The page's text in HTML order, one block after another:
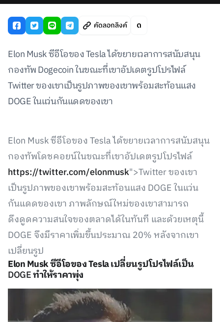
คัดลอกลิงค์
Elon Musk ซีอีโอของ Tesla ได้ขยายเวลาการสนับสนุน
กองทัพ Dogecoin ในขณะที่เขาอัปเดตรูปโปรไฟล์
Twitter ของเขาเป็นรูปภาพของเขาพร้อมสะท้อนแสง
DOGE ในแว่นกันแดดของเขา
Elon Musk ซีอีโอของ Tesla ได้ขยายเวลาการสนับสนุน
กองทัพโดชคอยน์ในขณะที่เขาอัปเดตรูปโปรไฟล์
https://twitter.com/elonmusk">Twitter ของเขา
เป็นรูปภาพของเขาพร้อมสะท้อนแสง DOGE ในแว่น
กันแดดของเขา ภาพลักษณ์ใหม่ของเขาสามารถ
ดึงดูดความสนใจของตลาดได้ในทันที และด้วยเหตุนี้
DOGE จึงมีราคาเพิ่มขึ้นประมาณ 20% หลังจากเขา
เปลี่ยนรูป
Elon Musk ซีอีโอของ Tesla เปลี่ยนรูปโปรไฟล์เป็น
DOGEทำให้ราคาพุ่ง